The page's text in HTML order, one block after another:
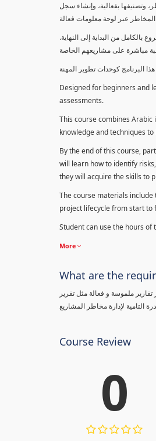
وتصنيفها بفعالية، وإنشاء سجل
من البداية إلى النهاية.
Designed for beginners and
assessments.
This course combines
knowledge and techniques
By the end of this course,
will learn how to identify
they will acquire the skills to
The course materials
project lifecycle from start to
Student can use the hours
More
What are the
تقارير ملموسة و فعالة مثل تقرير
Course Review
0